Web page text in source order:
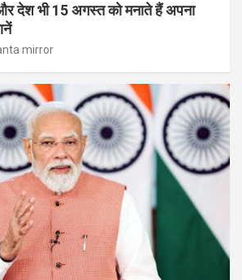
देश भी 15 अगस्त को मनाते हैं अपना
mirror